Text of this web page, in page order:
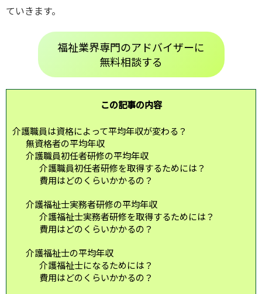
ていきます。
福祉業界専門のアドバイザーに
無料相談する
この記事の内容
介護職員は資格によって平均年収が変わる？
無資格者の平均年収
介護職員初任者研修の平均年収
介護職員初任者研修を取得するためには？
費用はどのくらいかかるの？
介護福祉士実務者研修の平均年収
介護福祉士実務者研修を取得するためには？
費用はどのくらいかかるの？
介護福祉士の平均年収
介護福祉士になるためには？
費用はどのくらいかかるの？